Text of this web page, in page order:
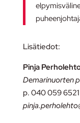
Lisätiedot:
Pinja
Demarinuorten
p. 040 059 6521